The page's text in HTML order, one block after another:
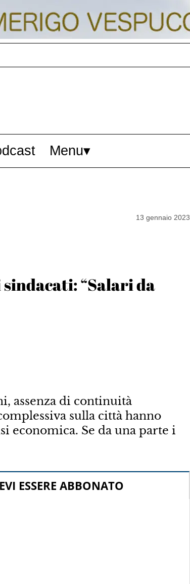
Menu
13 gennaio 2023
“Salari da
assenza di continuità
sulla città hanno
economica. Se da una parte i
ESSERE ABBONATO